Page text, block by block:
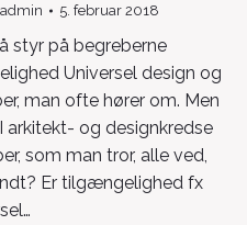
5. februar 2018
styr på begreberne
Universel design og
man ofte hører om. Men
og designkredse
som man tror, alle ved,
Er tilgængelighed fx